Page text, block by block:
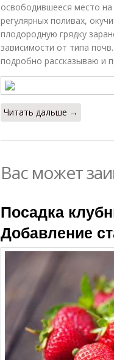
освободившееся место
регулярных поливах,
плодородную грядку
зависимости от типа
подробно рассказываю и
Читать дальше →
Вас может
Посадка
Добавление